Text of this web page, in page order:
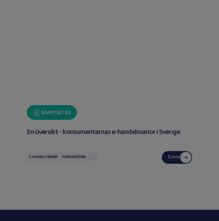
RAPPORTER
En översikt - konsumenternas e-handelsvanor i Sverige
E-HANDELSTRENDER KUNDOMDÖMEN ... 0 min